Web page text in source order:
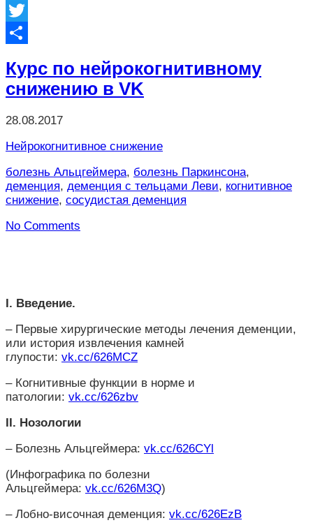
Facebook
Twitter
Курс по нейрокогнитивному
снижению в VK
28.08.2017
Нейрокогнитивное снижение
болезнь Альцгеймера, болезнь Паркинсона,
деменция, деменция с тельцами Леви, когнитивное
снижение, сосудистая деменция
No Comments
I. Введение.
– Первые хирургические методы лечения деменции,
или история извлечения камней
глупости: vk.cc/626MCZ
– Когнитивные функции в норме и
патологии: vk.cc/626zbv
II. Нозологии
– Болезнь Альцгеймера: vk.cc/626CYl
(Инфографика по болезни
Альцгеймера: vk.cc/626M3Q)
– Лобно-височная деменция: vk.cc/626EzB